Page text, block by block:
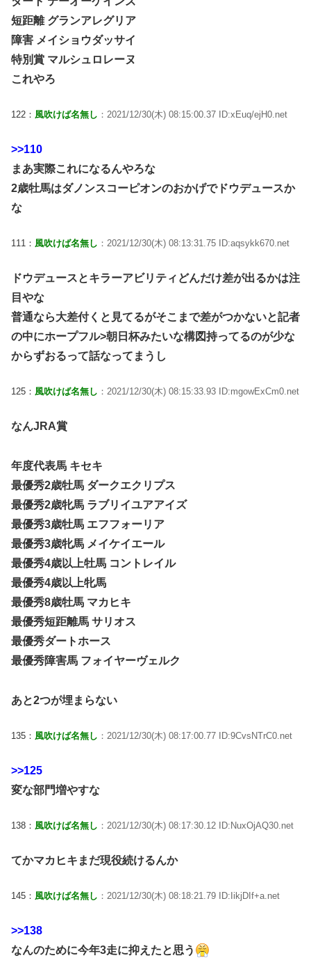
短距離 グランアレグリア
障害 メイショウダッサイ
特別賞 マルシュロレーヌ
これやろ
122： 風吹けば名無し ：2021/12/30(木) 08:15:00.37 ID:xEuq/ejH0.net
>>110
まあ実際これになるんやろな
2歳牡馬はダノンスコーピオンのおかげでドウデュースか
な
111： 風吹けば名無し ：2021/12/30(木) 08:13:31.75 ID:aqsykk670.net
ドウデュースとキラーアビリティどんだけ差が出るかは注
目やな
普通なら大差付くと見てるがそこまで差がつかないと記者
の中にホープフル>朝日杯みたいな構図持ってるのが少な
からずおるって話なってまうし
125： 風吹けば名無し ：2021/12/30(木) 08:15:33.93 ID:mgowExCm0.net
なんJRA賞
年度代表馬 キセキ
最優秀2歳牡馬 ダークエクリプス
最優秀2歳牝馬 ラブリイユアアイズ
最優秀3歳牡馬 エフフォーリア
最優秀3歳牝馬 メイケイエール
最優秀4歳以上牡馬 コントレイル
最優秀4歳以上牝馬
最優秀8歳牡馬 マカヒキ
最優秀短距離馬 サリオス
最優秀ダートホース
最優秀障害馬 フォイヤーヴェルク
あと2つが埋まらない
135： 風吹けば名無し ：2021/12/30(木) 08:17:00.77 ID:9CvsNTrC0.net
>>125
変な部門増やすな
138： 風吹けば名無し ：2021/12/30(木) 08:17:30.12 ID:NuxOjAQ30.net
てかマカヒキまだ現役続けるんか
145： 風吹けば名無し ：2021/12/30(木) 08:18:21.79 ID:IikjDIf+a.net
>>138
なんのために今年3走に抑えたと思う